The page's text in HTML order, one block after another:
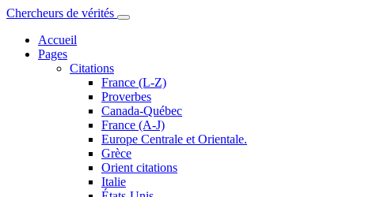
Chercheurs de vérités
Accueil
Pages
Citations
France (L-Z)
Proverbes
Canada-Québec
France (A-J)
Europe Centrale et Orientale.
Grèce
Orient citations
Italie